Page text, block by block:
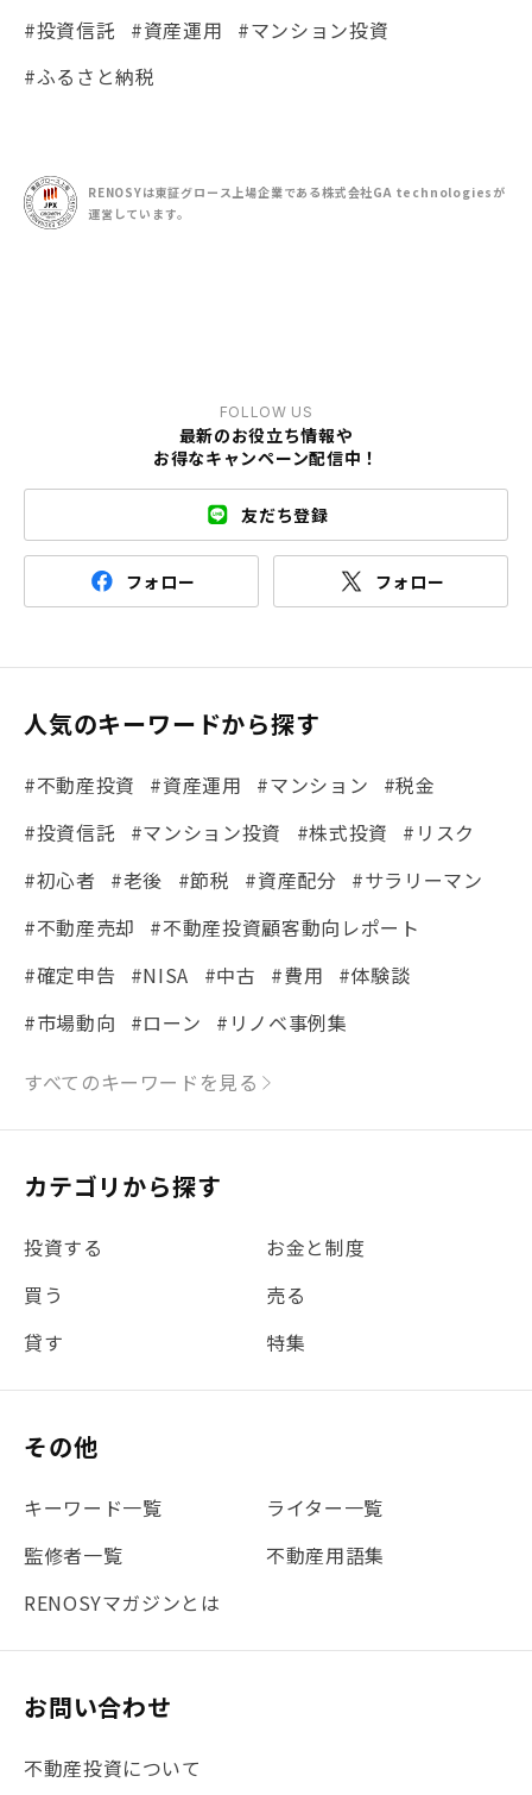
#投資信託
#資産運用
#マンション投資
#ふるさと納税
FOLLOW US
最新のお役立ち情報や
お得なキャンペーン配信中！
友だち登録
フォロー フォロー
RENOSYは東証グロース上場企業である株式会社GA technologiesが
運営しています。
人気のキーワードから探す
#不動産投資 #資産運用 #マンション
#税金
#投資信託
#マンション投資 #株式投資
#リスク
#初心者
#老後 #節税 #資産配分 #サラリーマン
#不動産売却
#不動産投資顧客動向レポート
#確定申告
#NISA #中古 #費用
#体験談
#市場動向
#ローン
#リノベ事例集
#シミュレーション #まちの住みやすさ発見！
#REIT
#新型コロナ #ETF #固定資産税
#団体信用生命保険
#贈与税 #災害に備える
#書類
#リノシーチャンネル
#不動産投資体験レポ
#地震対策
#セミナー #渋谷
#ふるさと納税
#法人化
#クラウドファンディング #JR京浜東北線
#まとめ #融資 #目黒
#JR湘南新宿ライン
すべてのキーワードを見る
カテゴリから探す
投資する
お金と制度
買う
売る
貸す
特集
その他
キーワード一覧
ライター一覧
監修者一覧
不動産用語集
RENOSYマガジンとは
お問い合わせ
不動産投資について